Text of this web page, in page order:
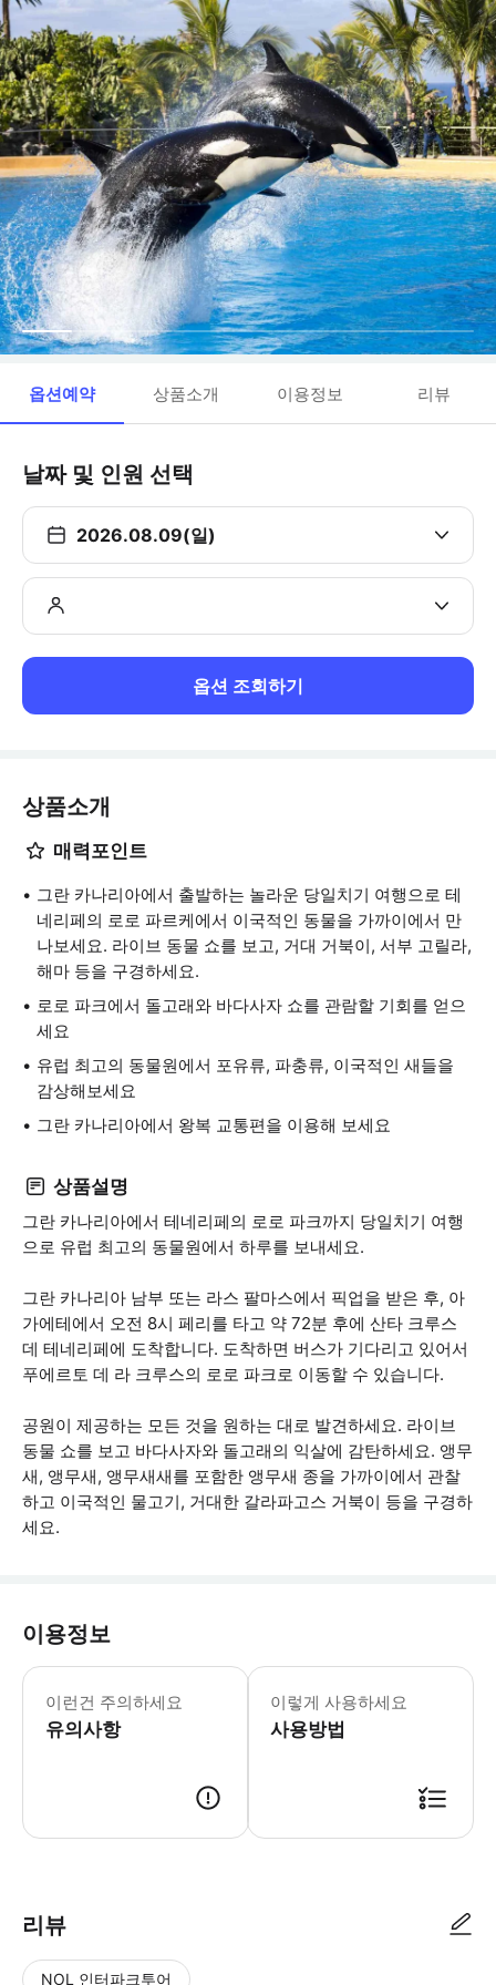
옵션예약 상품소개 이용정보 리뷰
날짜 및 인원 선택
2026.08.09(일)
옵션 조회하기
상품소개
매력포인트
그란 카나리아에서 출발하는 놀라운 당일치기 여행으로 테
네리페의 로로 파르케에서 이국적인 동물을 가까이에서 만
나보세요. 라이브 동물 쇼를 보고, 거대 거북이, 서부 고릴라,
해마 등을 구경하세요.
로로 파크에서 돌고래와 바다사자 쇼를 관람할 기회를 얻으
세요
유럽 최고의 동물원에서 포유류, 파충류, 이국적인 새들을
감상해보세요
그란 카나리아에서 왕복 교통편을 이용해 보세요
상품설명
그란 카나리아에서 테네리페의 로로 파크까지 당일치기 여행
으로 유럽 최고의 동물원에서 하루를 보내세요.
그란 카나리아 남부 또는 라스 팔마스에서 픽업을 받은 후, 아
가에테에서 오전 8시 페리를 타고 약 72분 후에 산타 크루스
데 테네리페에 도착합니다. 도착하면 버스가 기다리고 있어서
푸에르토 데 라 크루스의 로로 파크로 이동할 수 있습니다.
공원이 제공하는 모든 것을 원하는 대로 발견하세요. 라이브
동물 쇼를 보고 바다사자와 돌고래의 익살에 감탄하세요. 앵무
새, 앵무새, 앵무새새를 포함한 앵무새 종을 가까이에서 관찰
하고 이국적인 물고기, 거대한 갈라파고스 거북이 등을 구경하
세요.
이용정보
이런건 주의하세요
유의사항
• 고객은 여행을 하기 위해 신분증 및
이렇게 사용하세요
사용방법
리뷰
NOL 인터파크투어